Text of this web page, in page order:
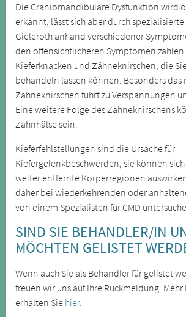
Die Craniomandibuläre Dysfunktion wird
erkannt, lässt sich aber durch
Gieleroth anhand verschiedener
den offensichtlicheren Symptomen
Kieferknacken und Zähneknirschen, die
behandeln lassen können. Besonders das
Zähneknirschen führt zu Verspannungen
Eine weitere Folge des Zähneknirschens
Zahnhälse sein.
Kieferfehlstellungen sind die Ursache für
Kiefergelenkbeschwerden, sie können
weiter entfernte Körperregionen
daher bei wiederkehrenden oder
von einem Spezialisten für CMD
SIND SIE BEHANDLER/IN
MÖCHTEN GELISTET
Wenn auch Sie als Behandler für gelistet
freuen wir uns auf Ihre Rückmeldung.
erhalten Sie hier.